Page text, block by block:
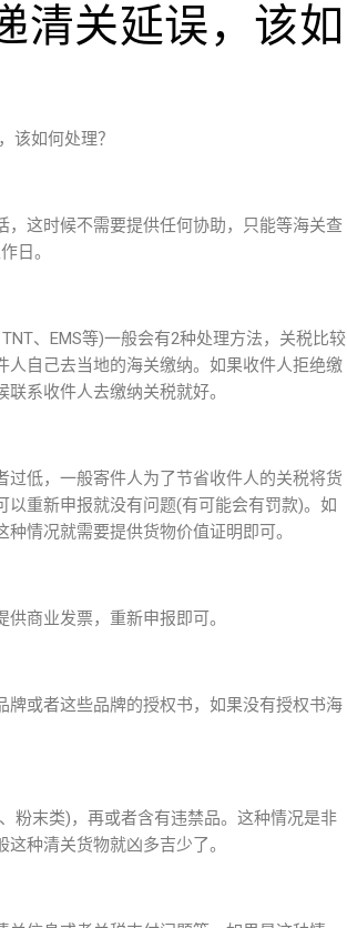
清关延误，该如
该如何处理？
这时候不需要提供任何协助，只能等海关查
日。
、EMS等)一般会有2种处理方法，关税比较
自己去当地的海关缴纳。如果收件人拒绝缴
系收件人去缴纳关税就好。
低，一般寄件人为了节省收件人的关税将货
重新申报就没有问题(有可能会有罚款)。如
情况就需要提供货物价值证明即可。
商业发票，重新申报即可。
或者这些品牌的授权书，如果没有授权书海
粉末类)，再或者含有违禁品。这种情况是非
种清关货物就凶多吉少了。